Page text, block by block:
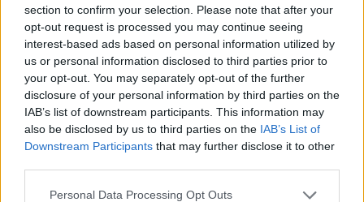
section to confirm your selection. Please note that after your
opt-out request is processed you may continue seeing
interest-based ads based on personal information utilized by
us or personal information disclosed to third parties prior to
your opt-out. You may separately opt-out of the further
disclosure of your personal information by third parties on the
IAB’s list of downstream participants. This information may
also be disclosed by us to third parties on the IAB’s List of
Downstream Participants that may further disclose it to other
Personal Data Processing Opt Outs